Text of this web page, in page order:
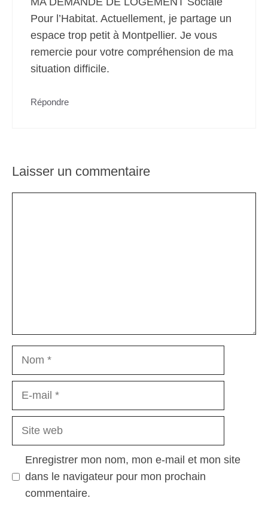
Pour l’Habitat. Actuellement, je partage un
espace trop petit à Montpellier. Je vous
remercie pour votre compréhension de ma
situation difficile.
Répondre
Laisser un commentaire
Nom
Site
Enregistrer mon nom, mon e-mail et mon site
dans le navigateur pour mon prochain
commentaire.